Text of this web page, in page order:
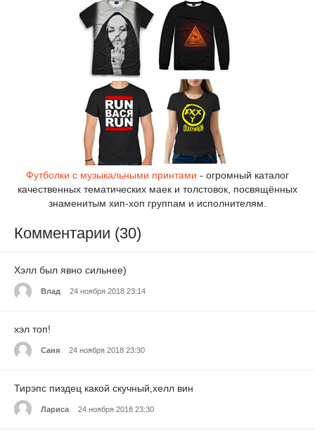
Футболки с музыкальными принтами - огромный каталог
качественных тематических маек и толстовок, посвящённых
знаменитым хип-хоп группам и исполнителям.
Комментарии (30)
Хэлл был явно сильнее)
Влад 24 ноября 2018 23:14
хэл топ!
Саня 24 ноября 2018 23:30
Тирэпс пиздец какой скучный,хелл вин
Лариса 24 ноября 2018 23:30